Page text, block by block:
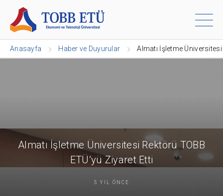
Anasayfa Haber ve Duyurular Almatı İşletme
Almatı İşletme Üniversitesi Rektörü TOBB
ETÜ’yü Ziyaret Etti
5 YIL ÖNCE